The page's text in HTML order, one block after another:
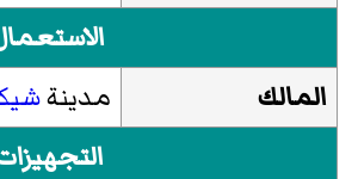
المالك
مدينة